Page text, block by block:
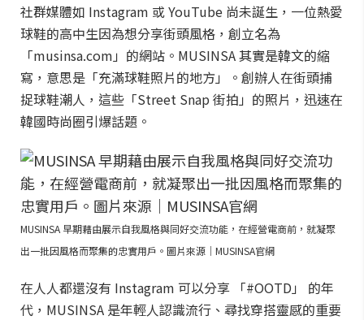
社群媒體如 Instagram 或 YouTube 尚未誕生，一位熱愛
球鞋的高中生因為想分享街頭風格，創立名為
「musinsa.com」的網站。MUSINSA 其實是韓文的縮
寫，意思是「充滿球鞋照片的地方」。創辦人在街頭捕
捉球鞋潮人，這些「Street Snap 街拍」的照片，迅速在
韓國時尚圈引爆話題。
MUSINSA 早期藉由展示自我風格與同好交流功能，在經營電商前，就凝聚
出一批因風格而聚集的忠實用戶。圖片來源｜MUSINSA官網
在人人都還沒有 Instagram 可以分享 「#OOTD」 的年
代，MUSINSA 是年輕人認識流行、尋找穿搭靈感的重要